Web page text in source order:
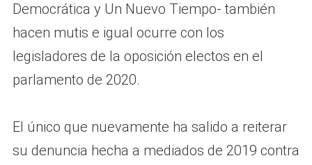
Democrática y Un Nuevo Tiempo- también
hacen mutis e igual ocurre con los
legisladores de la oposición electos en el
parlamento de 2020.
El único que nuevamente ha salido a reiterar
su denuncia hecha a mediados de 2019 contra